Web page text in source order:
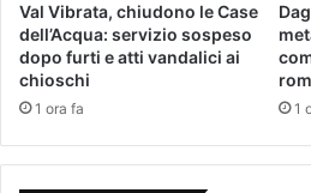
Val Vibrata, chiudono le Case
dell’Acqua: servizio sospeso
dopo furti e atti vandalici ai
chioschi
1 ora fa 1